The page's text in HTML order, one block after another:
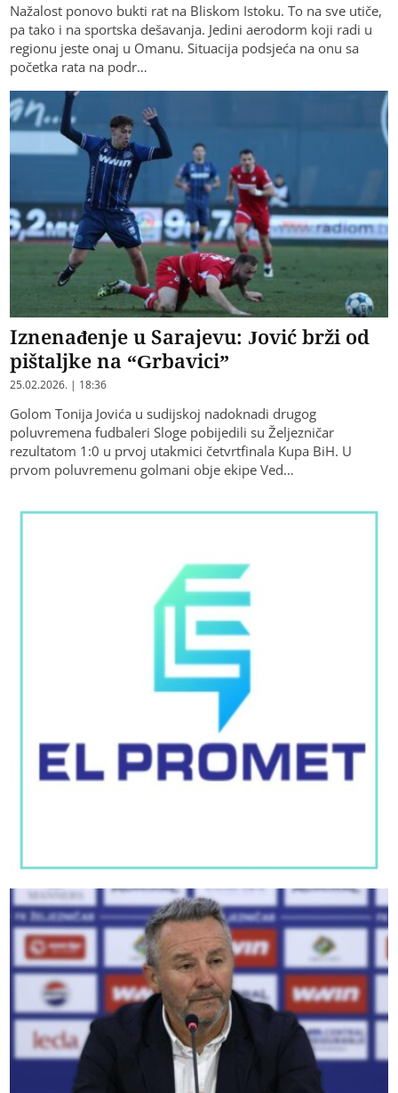
Nažalost ponovo bukti rat na Bliskom Istoku. To na sve utiče,
pa tako i na sportska dešavanja. Jedini aerodorm koji radi u
regionu jeste onaj u Omanu. Situacija podsjeća na onu sa
početka rata na podr…
Iznenađenje u Sarajevu: Jović brži od
pištaljke na “Grbavici”
25.02.2026. | 18:36
Golom Tonija Jovića u sudijskoj nadoknadi drugog
poluvremena fudbaleri Sloge pobijedili su Željezničar
rezultatom 1:0 u prvoj utakmici četvrtfinala Kupa BiH. U
prvom poluvremenu golmani obje ekipe Ved…